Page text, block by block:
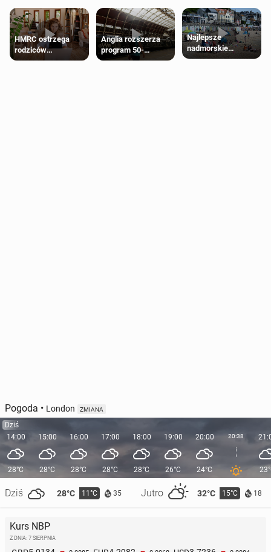
HMRC ostrzega
rodziców
pobierających Child
Anglia rozszerza
program 50-
procentowych
Najlepsze
nadmorskie
miasteczko blisko
Pogoda • London ZMIANA
Dziś
14:00
28°C
Dziś 28°C 11°C 35 Jutro 32°C 15°C 18
15:00
28°C
16:00
28°C
17:00
28°C
18:00
28°C
19:00
26°C
20:00
24°C
20:38
Kurs NBP
Z DNIA: 7 SIERPNIA